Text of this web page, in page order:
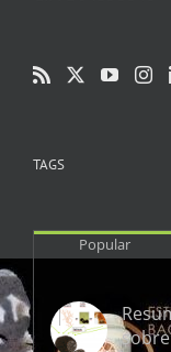
TAGS
Popular